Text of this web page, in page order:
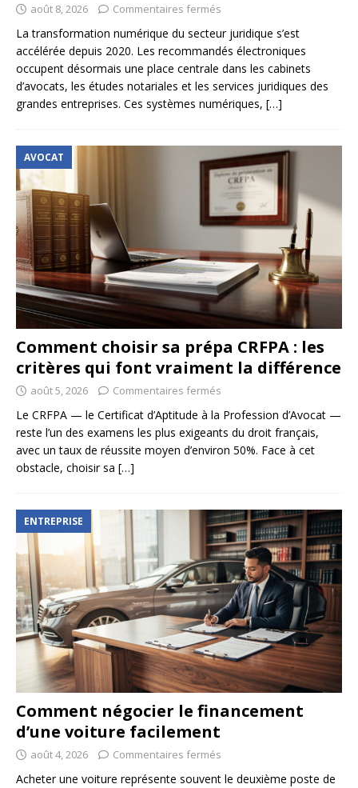
août 8, 2026 Commentaires fermés
La transformation numérique du secteur juridique s’est
accélérée depuis 2020. Les recommandés électroniques
occupent désormais une place centrale dans les cabinets
d’avocats, les études notariales et les services juridiques des
grandes entreprises. Ces systèmes numériques, […]
AVOCAT
Comment choisir sa prépa CRFPA : les
critères qui font vraiment la différence
août 5, 2026 Commentaires fermés
Le CRFPA — le Certificat d’Aptitude à la Profession d’Avocat —
reste l’un des examens les plus exigeants du droit français,
avec un taux de réussite moyen d’environ 50%. Face à cet
obstacle, choisir sa […]
ENTREPRISE
Comment négocier le financement
d’une voiture facilement
août 4, 2026 Commentaires fermés
Acheter une voiture représente souvent le deuxième poste de